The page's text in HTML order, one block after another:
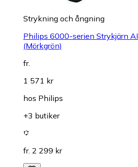
Strykning och ångning
Philips 6000-serien Strykjärn
(Mörkgrön)
fr.
1 571 kr
hos Philips
+3 butiker
fr. 2 299 kr